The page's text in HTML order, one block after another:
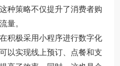
种策略不仅提升了消费者购
量。
极采用小程序进行数字化
以实现线上预订、点餐和支